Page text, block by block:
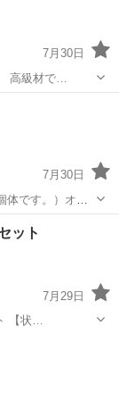
7月30日
高級材で…
7月30日
です。）オス
渡し致します。
ット
7月29日
細工 茶托 6枚セット 【状…